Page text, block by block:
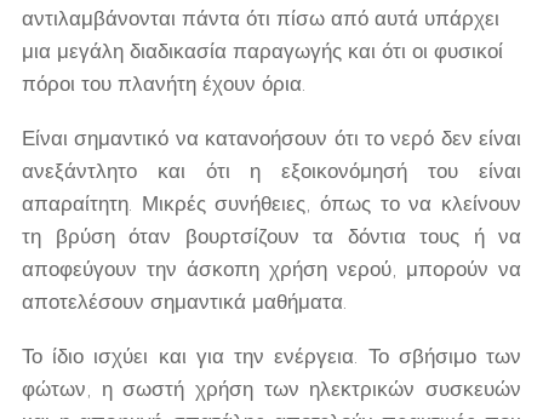
αντιλαμβάνονται πάντα ότι πίσω από αυτά υπάρχει
μια μεγάλη διαδικασία παραγωγής και ότι οι φυσικοί
πόροι του πλανήτη έχουν όρια.
Είναι σημαντικό να κατανοήσουν ότι το νερό δεν είναι
ανεξάντλητο και ότι η εξοικονόμησή του είναι
απαραίτητη. Μικρές συνήθειες, όπως το να κλείνουν
τη βρύση όταν βουρτσίζουν τα δόντια τους ή να
αποφεύγουν την άσκοπη χρήση νερού, μπορούν να
αποτελέσουν σημαντικά μαθήματα.
Το ίδιο ισχύει και για την ενέργεια. Το σβήσιμο των
φώτων, η σωστή χρήση των ηλεκτρικών συσκευών